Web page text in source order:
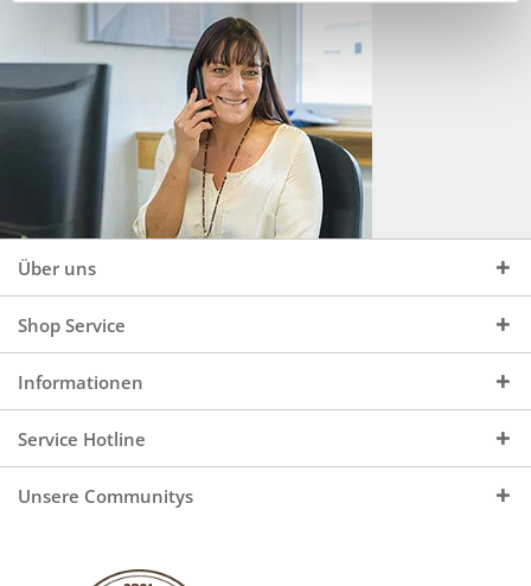
Über uns
Shop Service
Informationen
Service Hotline
Unsere Communitys